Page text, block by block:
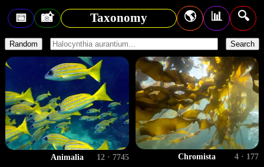
📅 📸 Taxonomy 🌎 📊 🔍
Random Search
Animalia 12 · 7745 Chromista 4 · 177